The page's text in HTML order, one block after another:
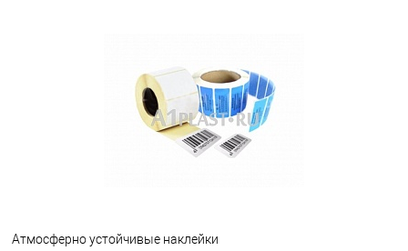
Атмосферно устойчивые наклейки